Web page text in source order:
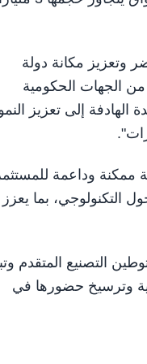
وتعزيز مكانة دولة
من الجهات الحكومية
الهادفة إلى تعزيز
ممكنة وداعمة
التكنولوجي، بما يعزز
التصنيع المتقدم
وترسيخ حضورها في